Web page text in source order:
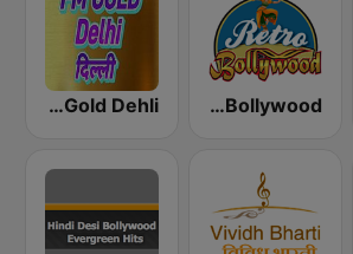
Retro Bollywood
AIR FM Gold Dehli